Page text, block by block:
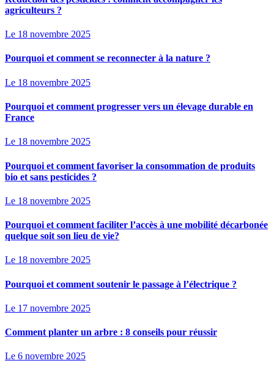
agriculteurs ?
Le 18 novembre 2025
Pourquoi et comment se reconnecter à la nature ?
Le 18 novembre 2025
Pourquoi et comment progresser vers un élevage durable en
France
Le 18 novembre 2025
Pourquoi et comment favoriser la consommation de produits
bio et sans pesticides ?
Le 18 novembre 2025
Pourquoi et comment faciliter l’accès à une mobilité décarbonée
quelque soit son lieu de vie?
Le 18 novembre 2025
Pourquoi et comment soutenir le passage à l’électrique ?
Le 17 novembre 2025
Comment planter un arbre : 8 conseils pour réussir
Le 6 novembre 2025